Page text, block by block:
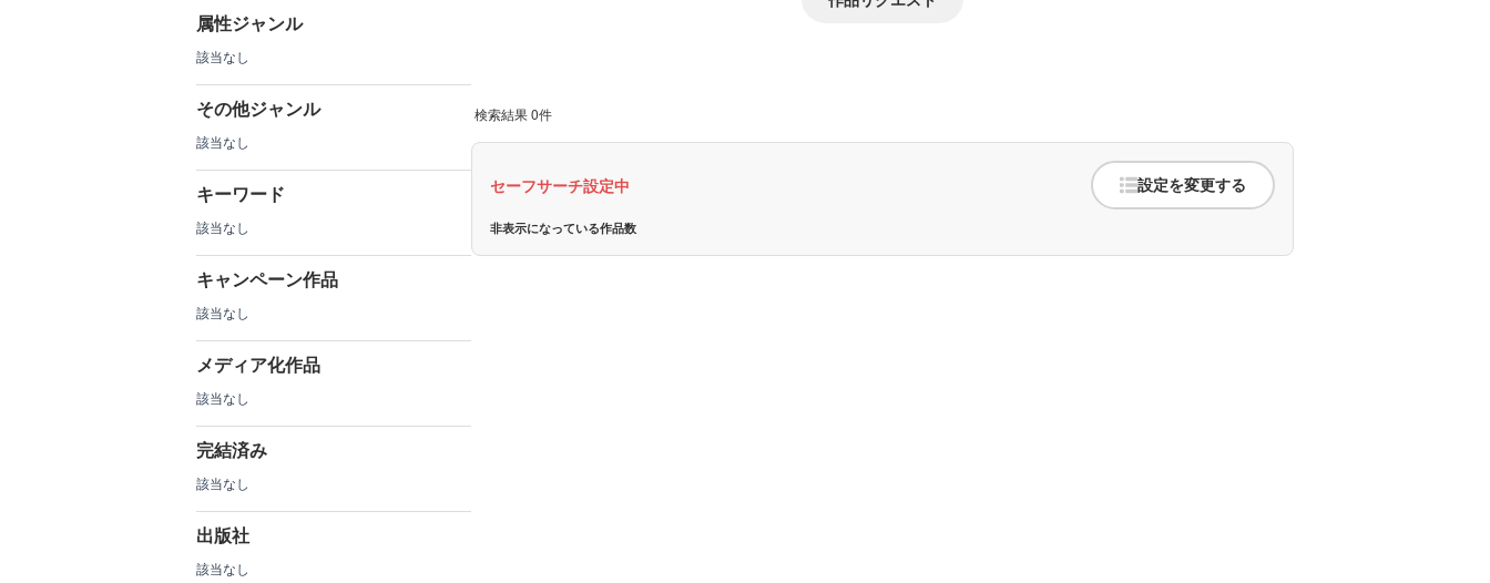
属性ジャンル
該当なし
その他ジャンル
該当なし
キーワード
該当なし
キャンペーン作品
該当なし
メディア化作品
該当なし
完結済み
該当なし
出版社
該当なし
検索結果 0件
セーフサーチ設定中 設定を変更する
非表示になっている作品数